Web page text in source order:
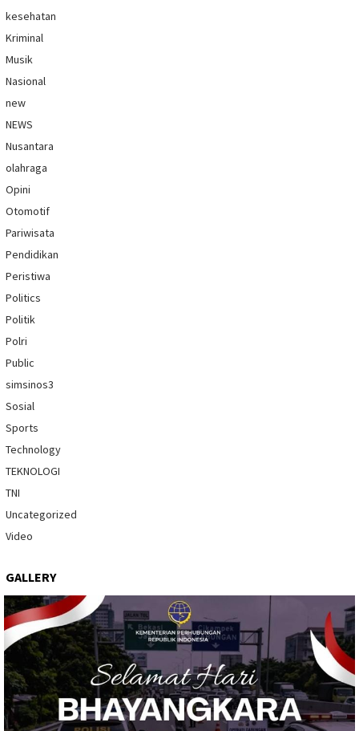
kesehatan
Kriminal
Musik
Nasional
new
NEWS
Nusantara
olahraga
Opini
Otomotif
Pariwisata
Pendidikan
Peristiwa
Politics
Politik
Polri
Public
simsinos3
Sosial
Sports
Technology
TEKNOLOGI
TNI
Uncategorized
Video
GALLERY